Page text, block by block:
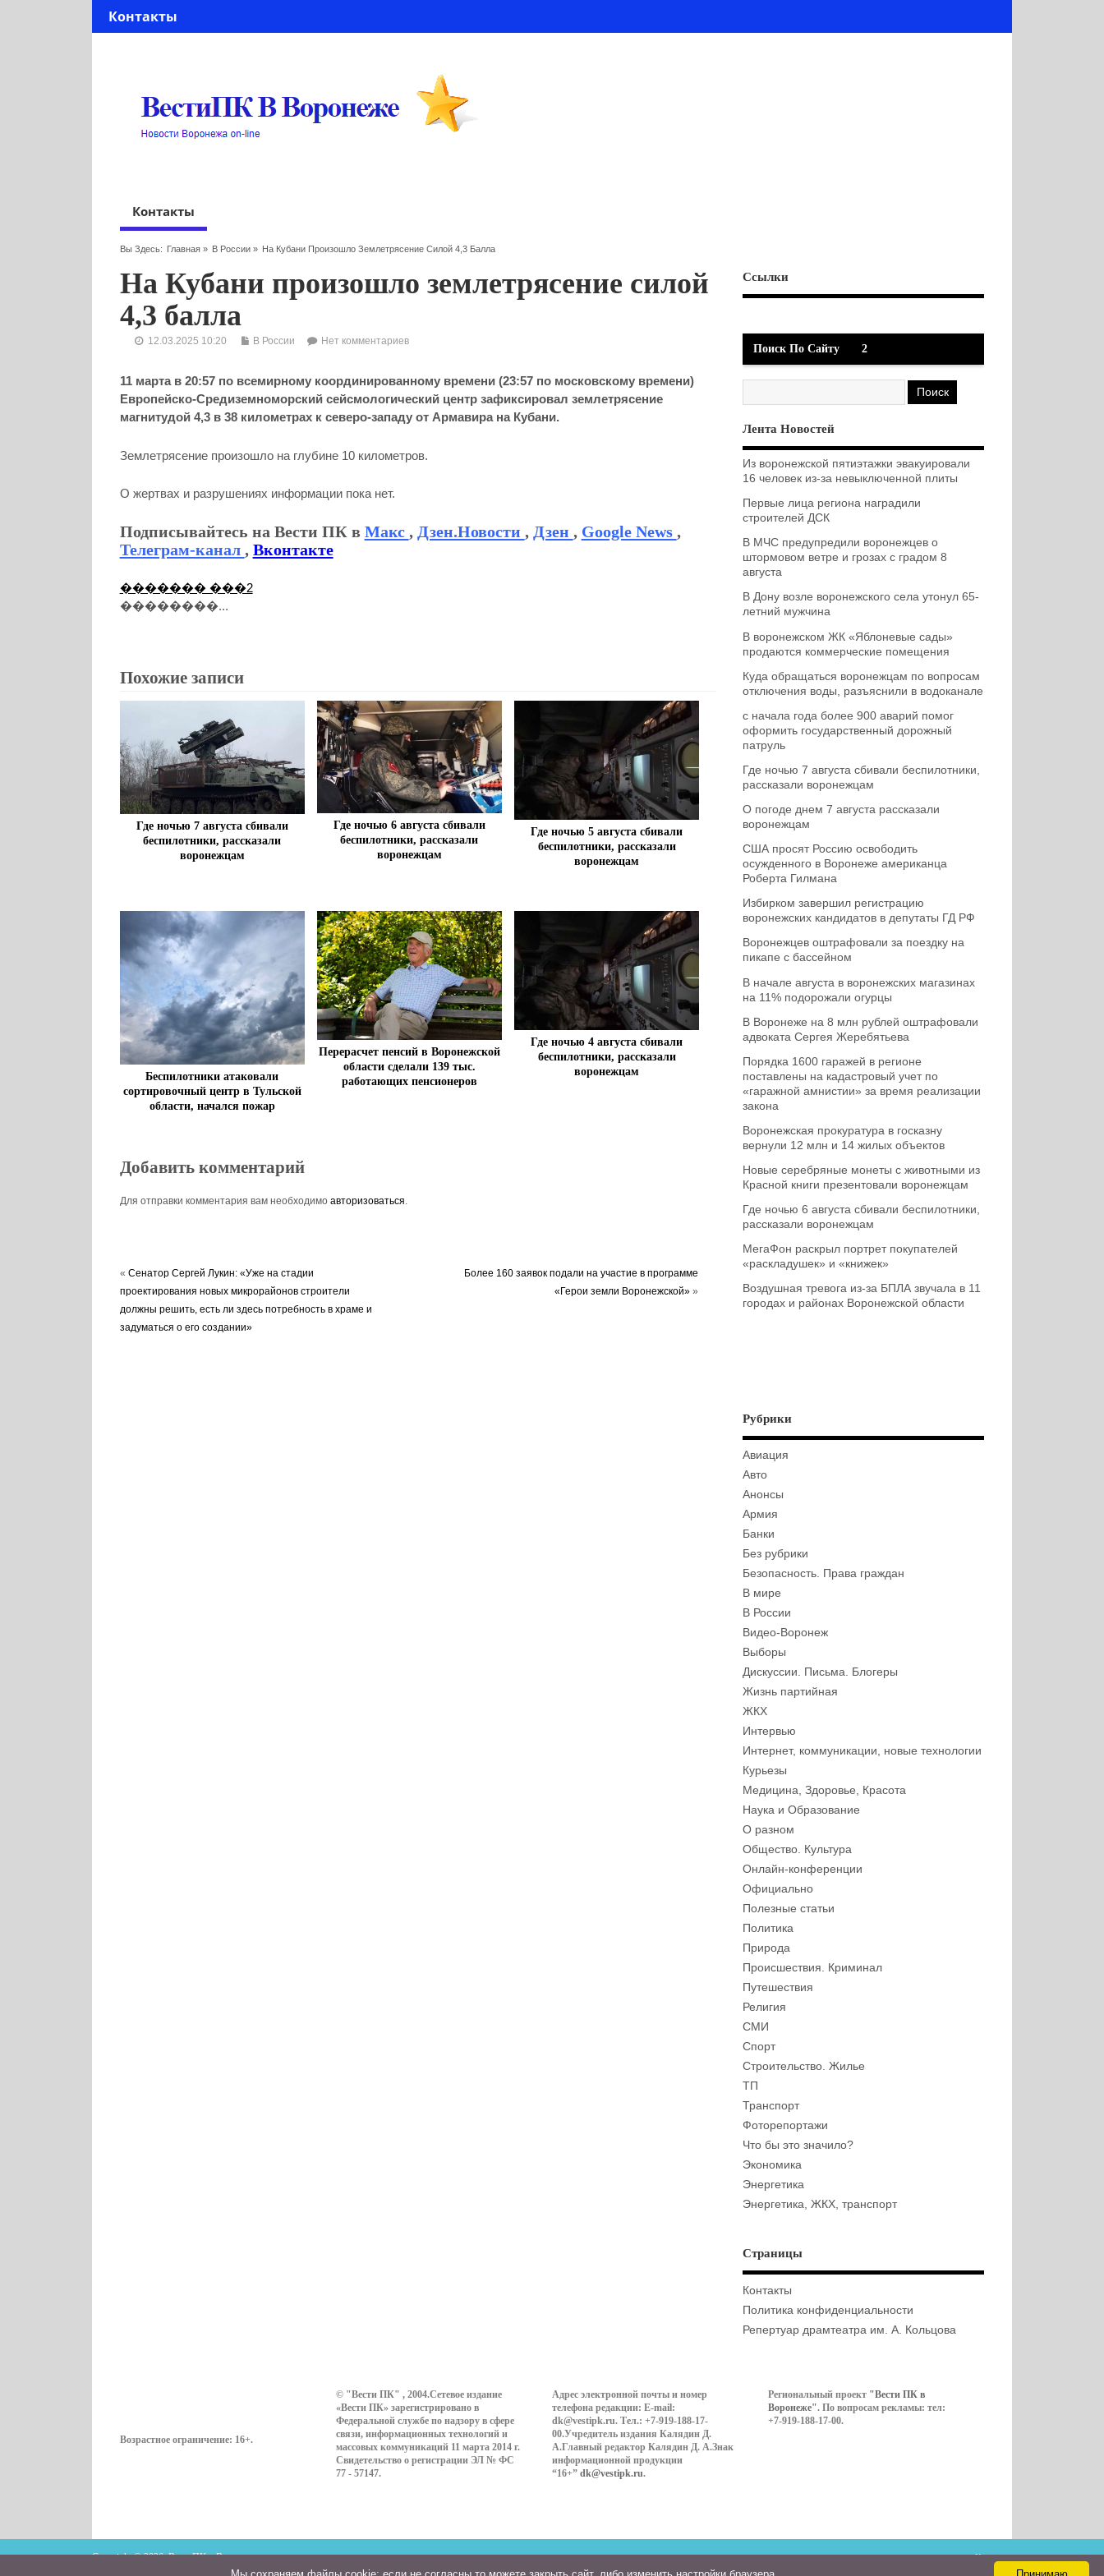
Контакты
Контакты
Вы Здесь: Главная» В России » На Кубани Произошло Землетрясение Силой 4,3 Балла
На Кубани произошло землетрясение силой
4,3 балла
12.03.2025 10:20 В России Нет комментариев
11 марта в 20:57 по всемирному координированному времени (23:57 по московскому времени)
Европейско-Средиземноморский сейсмологический центр зафиксировал землетрясение
магнитудой 4,3 в 38 километрах к северо-западу от Армавира на Кубани.
Землетрясение произошло на глубине 10 километров.
О жертвах и разрушениях информации пока нет.
Подписывайтесь на Вести ПК в Макс , Дзен.Новости , Дзен , Google News ,
Телеграм-канал , Вконтакте
������� ���2
��������...
Похожие записи
Где ночью 7 августа сбивали
беспилотники, рассказали
воронежцам
Где ночью 6 августа сбивали
беспилотники, рассказали
воронежцам
Где ночью 5 августа сбивали
беспилотники, рассказали
воронежцам
Беспилотники атаковали
сортировочный центр в Тульской
области, начался пожар
Перерасчет пенсий в Воронежской
области сделали 139 тыс.
работающих пенсионеров
Где ночью 4 августа сбивали
беспилотники, рассказали
воронежцам
Добавить комментарий
Для отправки комментария вам необходимо авторизоваться.
« Сенатор Сергей Лукин: «Уже на стадии
проектирования новых микрорайонов строители
должны решить, есть ли здесь потребность в храме и
задуматься о его создании»
Более 160 заявок подали на участие в программе
«Герои земли Воронежской» »
Ссылки
Поиск По Сайту 2
Лента Новостей
Из воронежской пятиэтажки эвакуировали
16 человек из-за невыключенной плиты
Первые лица региона наградили
строителей ДСК
В МЧС предупредили воронежцев о
штормовом ветре и грозах с градом 8
августа
В Дону возле воронежского села утонул 65-
летний мужчина
В воронежском ЖК «Яблоневые сады»
продаются коммерческие помещения
Куда обращаться воронежцам по вопросам
отключения воды, разъяснили в водоканале
с начала года более 900 аварий помог
оформить государственный дорожный
патруль
Где ночью 7 августа сбивали беспилотники,
рассказали воронежцам
О погоде днем 7 августа рассказали
воронежцам
США просят Россию освободить
осужденного в Воронеже американца
Роберта Гилмана
Избирком завершил регистрацию
воронежских кандидатов в депутаты ГД РФ
Воронежцев оштрафовали за поездку на
пикапе с бассейном
В начале августа в воронежских магазинах
на 11% подорожали огурцы
В Воронеже на 8 млн рублей оштрафовали
адвоката Сергея Жеребятьева
Порядка 1600 гаражей в регионе
поставлены на кадастровый учет по
«гаражной амнистии» за время реализации
закона
Воронежская прокуратура в госказну
вернули 12 млн и 14 жилых объектов
Новые серебряные монеты с животными из
Красной книги презентовали воронежцам
Где ночью 6 августа сбивали беспилотники,
рассказали воронежцам
МегаФон раскрыл портрет покупателей
«раскладушек» и «книжек»
Воздушная тревога из-за БПЛА звучала в 11
городах и районах Воронежской области
Рубрики
Авиация
Авто
Анонсы
Армия
Банки
Без рубрики
Безопасность. Права граждан
В мире
В России
Видео-Воронеж
Выборы
Дискуссии. Письма. Блогеры
Жизнь партийная
ЖКХ
Интервью
Интернет, коммуникации, новые технологии
Курьезы
Медицина, Здоровье, Красота
Наука и Образование
О разном
Общество. Культура
Онлайн-конференции
Официально
Полезные статьи
Политика
Природа
Происшествия. Криминал
Путешествия
Религия
СМИ
Спорт
Строительство. Жилье
ТП
Транспорт
Фоторепортажи
Что бы это значило?
Экономика
Энергетика
Энергетика, ЖКХ, транспорт
Страницы
Контакты
Политика конфиденциальности
Репертуар драмтеатра им. А. Кольцова
Возрастное ограничение: 16+.
© "Вести ПК" , 2004.Сетевое издание
«Вести ПК» зарегистрировано в
Федеральной службе по надзору в сфере
связи, информационных технологий и
массовых коммуникаций 11 марта 2014 г.
Свидетельство о регистрации ЭЛ № ФС
77 - 57147.
Адрес электронной почты и номер
телефона редакции: E-mail:
dk@vestipk.ru. Тел.: +7-919-188-17-
00.Учредитель издания Калядин Д.
А.Главный редактор Калядин Д. А.Знак
информационной продукции
“16+” dk@vestipk.ru.
Региональный проект "Вести ПК в
Воронеже". По вопросам рекламы: тел:
+7-919-188-17-00.
Copyright © 2026. ВестиПК в Воронеже Контакты